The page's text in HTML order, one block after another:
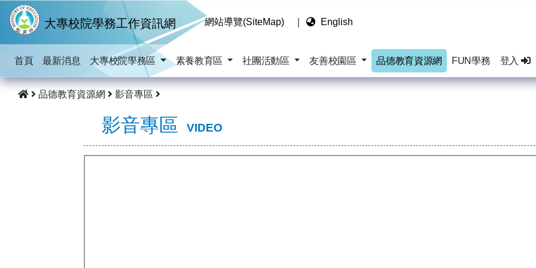
跳到主要內容
大專校院學務工作資訊網 網站導覽(SiteMap) English
首頁 最新消息 大專校院學務區 素養教育區 社團活動區 友善校園區 品德教育資源網 FUN學務 登入
品德教育資源網 影音專區
影音專區 VIDEO